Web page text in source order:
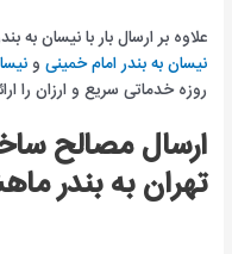
علاوه بر ارسال بار با نیسان به
نیسان به بندر امام خمینی و
روزه خدماتی سریع و ارزان را
ارسال مصالح
تهران به بندر